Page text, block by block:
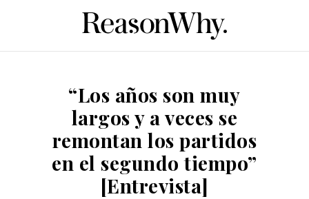
“Los años son muy
largos y a veces se
remontan los partidos
en el segundo tiempo”
[Entrevista]